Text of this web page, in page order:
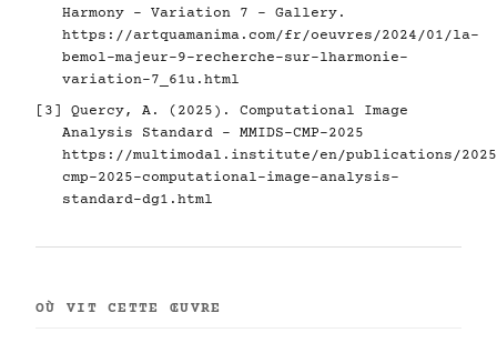
Harmony - Variation 7 - Gallery.
https://artquamanima.com/fr/oeuvres/2024/01/la-
bemol-majeur-9-recherche-sur-lharmonie-
variation-7_61u.html
[3] Quercy, A. (2025). Computational Image
Analysis Standard - MMIDS-CMP-2025
https://multimodal.institute/en/publications/2025/
cmp-2025-computational-image-analysis-
standard-dg1.html
OÙ VIT CETTE ŒUVRE